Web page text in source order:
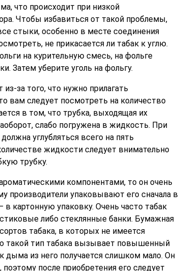
что происходит при низкой
Чтобы избавиться от такой проблемы,
стыки, особенно в месте соединения
не прикасается ли табак к углю.
на курительную смесь, на фольге
Затем уберите уголь на фольгу.
за того, что нужно прилагать
вам следует посмотреть на количество
в том, что трубка, выходящая их
слабо погружена в жидкость. При
углубляться всего на пять
жидкости следует внимательно
трубку.
компонентами, то он очень
производители упаковывают его сначала в
в картонную упаковку. Очень часто табак
либо стеклянные банки. Бумажная
табака, в которых не имеется
такой тип табака вызывает повышенный
дыма из него получается слишком мало. Он
после приобретения его следует